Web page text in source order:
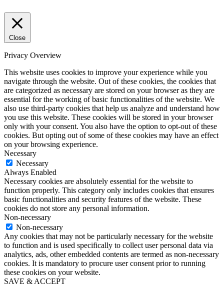
Close
Privacy Overview
This website uses cookies to improve your experience while you
navigate through the website. Out of these cookies, the cookies that
are categorized as necessary are stored on your browser as they are
essential for the working of basic functionalities of the website. We
also use third-party cookies that help us analyze and understand how
you use this website. These cookies will be stored in your browser
only with your consent. You also have the option to opt-out of these
cookies. But opting out of some of these cookies may have an effect
on your browsing experience.
Necessary
Necessary
Always Enabled
Necessary cookies are absolutely essential for the website to
function properly. This category only includes cookies that ensures
basic functionalities and security features of the website. These
cookies do not store any personal information.
Non-necessary
Non-necessary
Any cookies that may not be particularly necessary for the website
to function and is used specifically to collect user personal data via
analytics, ads, other embedded contents are termed as non-necessary
cookies. It is mandatory to procure user consent prior to running
these cookies on your website.
SAVE & ACCEPT